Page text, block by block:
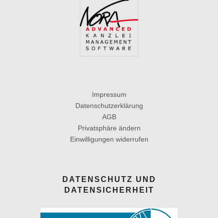
Impressum
Datenschutzerklärung
AGB
Privatsphäre ändern
Einwilligungen widerrufen
DATENSCHUTZ UND
DATENSICHERHEIT